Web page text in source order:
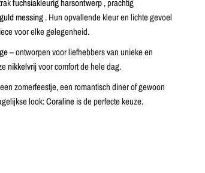
fuchsiakleurig harsontwerp, prachtig
messing. Hun opvallende kleur en lichte gevoel
voor elke gelegenheid.
– ontworpen voor liefhebbers van unieke en
nikkelvrijvoor comfort de hele dag.
zomerfeestje, een romantisch diner of gewoon
look:Coralineis de perfecte keuze.